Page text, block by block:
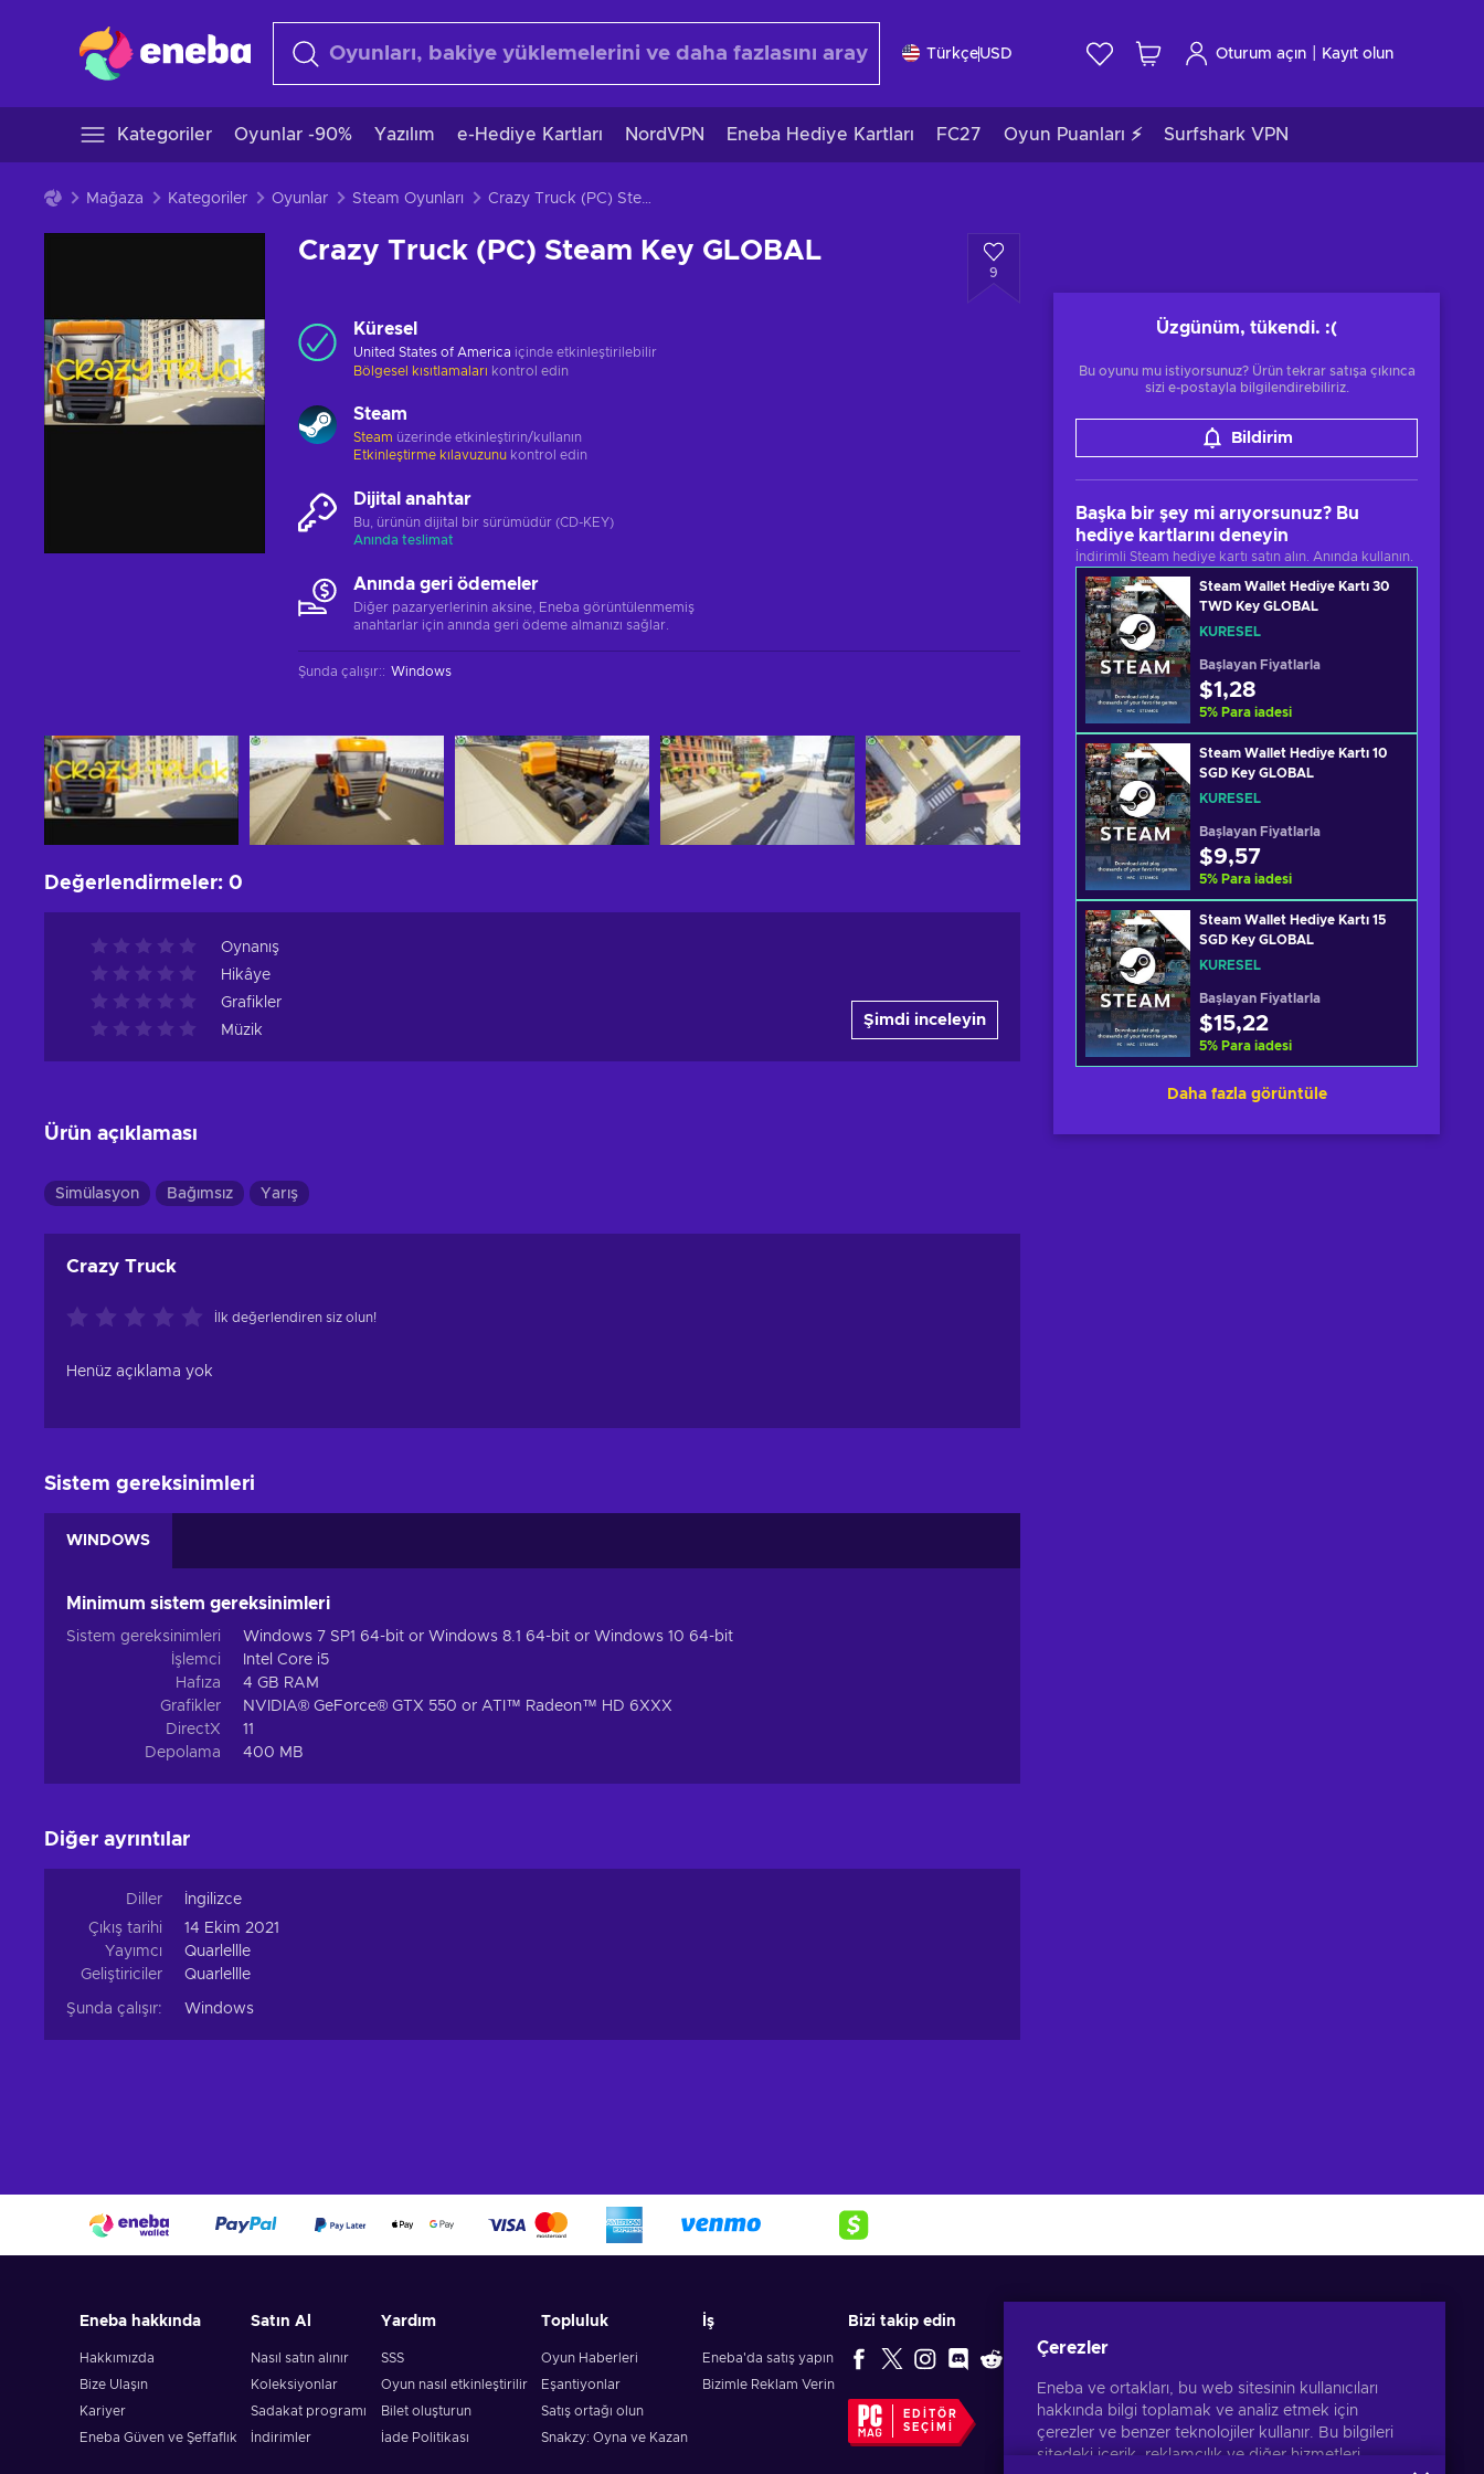
TürkçeUSD Oturum açın Kayıt olun
Kategoriler Oyunlar -90% Yazılım e-Hediye Kartları NordVPN Eneba Hediye Kartları FC27 Oyun Puanları ⚡ Surfshark VPN
Mağaza Kategoriler Oyunlar Steam Oyunları Crazy Truck (PC) Steam Key GLOBAL
Crazy Truck (PC) Steam Key GLOBAL
9
Üzgünüm, tükendi. :(
Bu oyunu mu istiyorsunuz? Ürün tekrar satışa çıkınca
sizi e-postayla bilgilendirebiliriz.
Bildirim
Başka bir şey mi arıyorsunuz? Bu
hediye kartlarını deneyin
İndirimli Steam hediye kartı satın alın. Anında kullanın.
Steam Wallet Hediye Kartı 30
TWD Key GLOBAL
KÜRESEL
Başlayan Fiyatlarla
$1,28
5% Para iadesi
Steam Wallet Hediye Kartı 10
SGD Key GLOBAL
KÜRESEL
Başlayan Fiyatlarla
$9,57
5% Para iadesi
Steam Wallet Hediye Kartı 15
SGD Key GLOBAL
KÜRESEL
Başlayan Fiyatlarla
$15,22
5% Para iadesi
Daha fazla görüntüle
Küresel
United States of America içinde etkinleştirilebilir
Bölgesel kısıtlamaları kontrol edin
Steam
Steam üzerinde etkinleştirin/kullanın
Etkinleştirme kılavuzunu kontrol edin
Dijital anahtar
Bu, ürünün dijital bir sürümüdür (CD-KEY)
Anında teslimat
Anında geri ödemeler
Diğer pazaryerlerinin aksine, Eneba görüntülenmemiş
anahtarlar için anında geri ödeme almanızı sağlar.
Şunda çalışır:: Windows
Değerlendirmeler: 0
Oynanış
Hikâye
Grafikler
Müzik
Şimdi inceleyin
Ürün açıklaması
Simülasyon Bağımsız Yarış
Crazy Truck
İlk değerlendiren siz olun!
Henüz açıklama yok
Sistem gereksinimleri
WINDOWS
Minimum sistem gereksinimleri
Sistem gereksinimleri
Windows 7 SP1 64-bit or Windows 8.1 64-bit or Windows 10 64-bit
İşlemci
Intel Core i5
Hafıza
4 GB RAM
Grafikler
NVIDIA® GeForce® GTX 550 or ATI™ Radeon™ HD 6XXX
DirectX
11
Depolama
400 MB
Diğer ayrıntılar
Diller
İngilizce
Çıkış tarihi
14 Ekim 2021
Yayımcı
Quarlellle
Geliştiriciler
Quarlellle
Şunda çalışır: Windows
Eneba hakkında
Hakkımızda
Bize Ulaşın
Kariyer
Eneba Güven ve Şeffaflık
Satın Al
Nasıl satın alınır
Koleksiyonlar
Sadakat programı
İndirimler
Yardım
SSS
Oyun nasıl etkinleştirilir
Bilet oluşturun
İade Politikası
Topluluk
Oyun Haberleri
Eşantiyonlar
Satış ortağı olun
Snakzy: Oyna ve Kazan
İş
Eneba'da satış yapın
Bizimle Reklam Verin
Bizi takip edin
EDITÖR
SEÇIMI
Çerezler
Eneba ve ortakları, bu web sitesinin kullanıcıları
hakkında bilgi toplamak ve analiz etmek için
çerezler ve benzer teknolojiler kullanır. Bu bilgileri
sitedeki içerik, reklamcılık ve diğer hizmetleri